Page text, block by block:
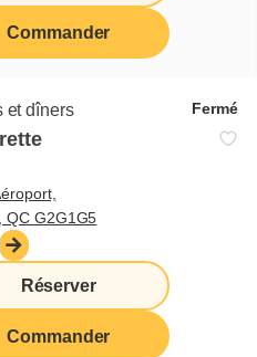
Commander
et dîners Fermé
QC G2G1G5
Réserver
Commander
couteaux
de santé et sécurité au